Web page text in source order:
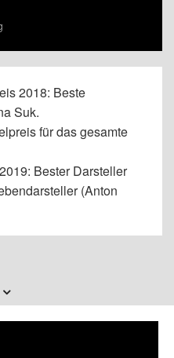
2018: Beste
Suk.
für das gesamte
Bester Darsteller
(Anton